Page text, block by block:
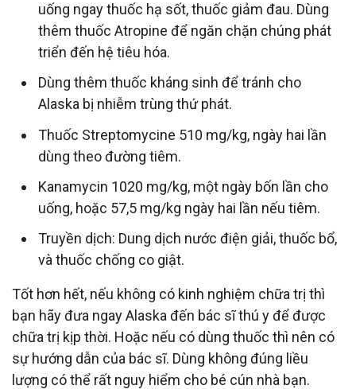
uống ngay thuốc hạ sốt, thuốc giảm đau. Dùng
thêm thuốc Atropine để ngăn chặn chúng phát
triển đến hệ tiêu hóa.
Dùng thêm thuốc kháng sinh để tránh cho
Alaska bị nhiễm trùng thứ phát.
Thuốc Streptomycine 5­10 mg/kg, ngày hai lần
dùng theo đường tiêm.
Kanamycin 10­20 mg/kg, một ngày bốn lần cho
uống, hoặc 5­7,5 mg/kg ngày hai lần nếu tiêm.
Truyền dịch: Dung dịch nước điện giải, thuốc bổ,
và thuốc chống co giật.
Tốt hơn hết, nếu không có kinh nghiệm chữa trị thì
bạn hãy đưa ngay Alaska đến bác sĩ thú y để được
chữa trị kịp thời. Hoặc nếu có dùng thuốc thì nên có
sự hướng dẫn của bác sĩ. Dùng không đúng liều
lượng có thể rất nguy hiểm cho bé cún nhà bạn.